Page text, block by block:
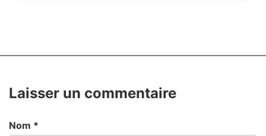
Laisser un commentaire
Nom *